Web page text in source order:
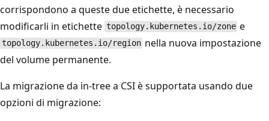
corrispondono a queste due etichette, è necessario
modificarli in etichette topology.kubernetes.io/zone e
topology.kubernetes.io/region nella nuova impostazione
del volume permanente.
La migrazione da in-tree a CSI è supportata usando due
opzioni di migrazione: